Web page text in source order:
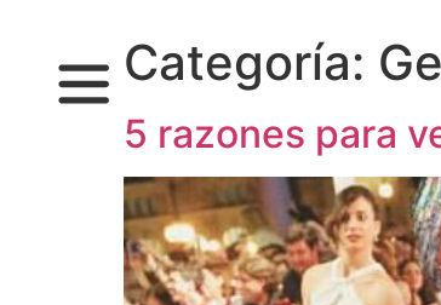
Categoría:
5 razones para